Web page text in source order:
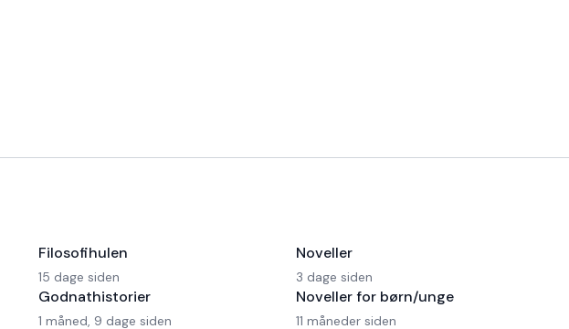
Filosofihulen
15 dage siden
Godnathistorier
1 måned, 9 dage siden
Noveller
3 dage siden
Noveller for børn/unge
11 måneder siden